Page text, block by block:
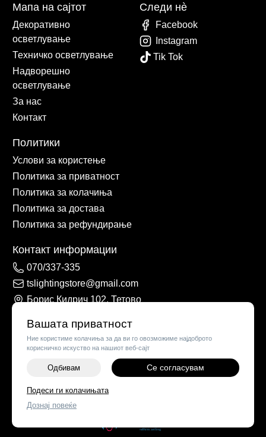
Вашата приватност
Ние користиме колачиња за да ви го овозможиме најдоброто
корисничко искуство на нашиот веб-сајт
Одбивам Се согласувам
Подеси ги колачињата
Дознај повеќе
+
Мапа на сајтот
Декоративно
осветлување
Техничко осветлување
Надворешно
осветлување
За нас
Контакт
Политики
Услови за користење
Политика за приватност
Политика за колачиња
Политика за достава
Политика за рефундирање
Контакт информации
070/337-335
tslightingstore@gmail.com
Борис Кидрич 102, Тетово
Следи нè
Facebook
Instagram
Tik Tok
©2026
Поставки за колачиња